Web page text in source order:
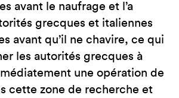
avant le naufrage et l’a
grecques et italiennes
avant qu’il ne chavire, ce qui
les autorités grecques à
une opération de
cette zone de recherche et